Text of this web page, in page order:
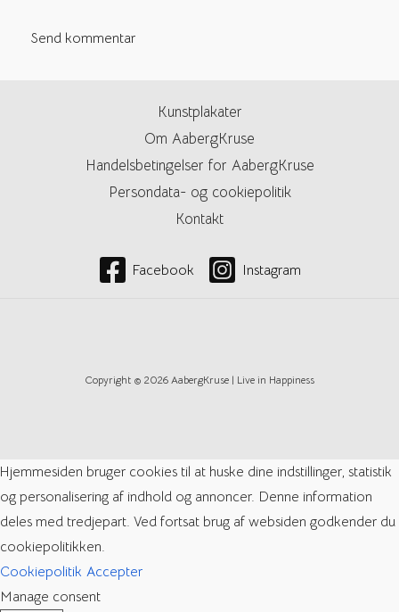
Kunstplakater
Om AabergKruse
Handelsbetingelser for AabergKruse
Persondata- og cookiepolitik
Kontakt
Facebook Instagram
Copyright © 2026 AabergKruse | Live in Happiness
Hjemmesiden bruger cookies til at huske dine indstillinger, statistik
og personalisering af indhold og annoncer. Denne information
deles med tredjepart. Ved fortsat brug af websiden godkender du
cookiepolitikken.
Cookiepolitik Accepter
Manage consent